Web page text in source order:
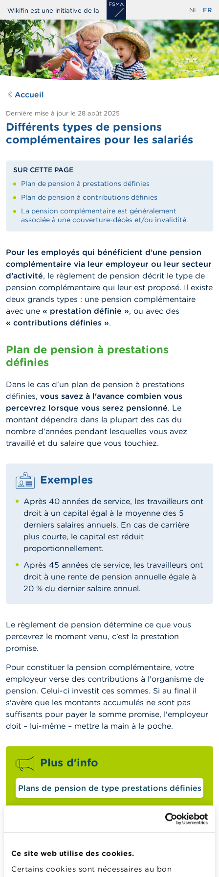
Ce site web utilise des cookies.
Certains cookies sont nécessaires au bon
Aller
au
contenu
principal
Wikifin est une initiative de la NL FR
Accueil
Dernière mise à jour le 28 août 2025
Différents types de pensions
complémentaires pour les salariés
SUR CETTE PAGE
Plan de pension à prestations définies
Plan de pension à contributions définies
La pension complémentaire est généralement
associée à une couverture-décès et/ou invalidité.
Pour les employés qui bénéficient d’une pension
complémentaire via leur employeur ou leur secteur
d’activité, le règlement de pension décrit le type de
pension complémentaire qui leur est proposé. Il existe
deux grands types : une pension complémentaire
avec une « prestation définie », ou avec des
« contributions définies ».
Plan de pension à prestations
définies
Dans le cas d'un plan de pension à prestations
définies, vous savez à l'avance combien vous
percevrez lorsque vous serez pensionné. Le
montant dépendra dans la plupart des cas du
nombre d’années pendant lesquelles vous avez
travaillé et du salaire que vous touchiez.
Exemples
Après 40 années de service, les travailleurs ont
droit à un capital égal à la moyenne des 5
derniers salaires annuels. En cas de carrière
plus courte, le capital est réduit
proportionnellement.
Après 45 années de service, les travailleurs ont
droit à une rente de pension annuelle égale à
20 % du dernier salaire annuel.
Le règlement de pension détermine ce que vous
percevrez le moment venu, c’est la prestation
promise.
Pour constituer la pension complémentaire, votre
employeur verse des contributions à l'organisme de
pension. Celui-ci investit ces sommes. Si au final il
s'avère que les montants accumulés ne sont pas
suffisants pour payer la somme promise, l'employeur
doit – lui-même – mettre la main à la poche.
Plus d'info
Plans de pension de type prestations définies
Plan de pension à contributions